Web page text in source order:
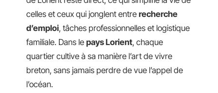
celles et ceux qui jonglent entre recherche
d’emploi, tâches professionnelles et logistique
familiale. Dans le pays Lorient, chaque
quartier cultive à sa manière l’art de vivre
breton, sans jamais perdre de vue l’appel de
l’océan.